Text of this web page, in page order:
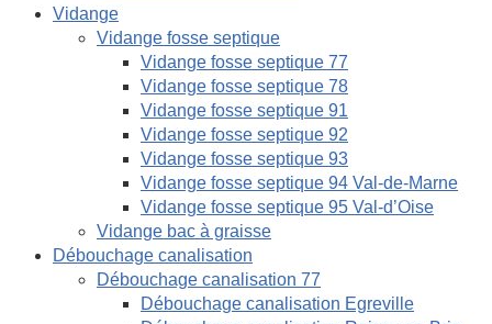
Vidange
Vidange fosse septique
Vidange fosse septique 77
Vidange fosse septique 78
Vidange fosse septique 91
Vidange fosse septique 92
Vidange fosse septique 93
Vidange fosse septique 94 Val-de-Marne
Vidange fosse septique 95 Val-d’Oise
Vidange bac à graisse
Débouchage canalisation
Débouchage canalisation 77
Débouchage canalisation Egreville